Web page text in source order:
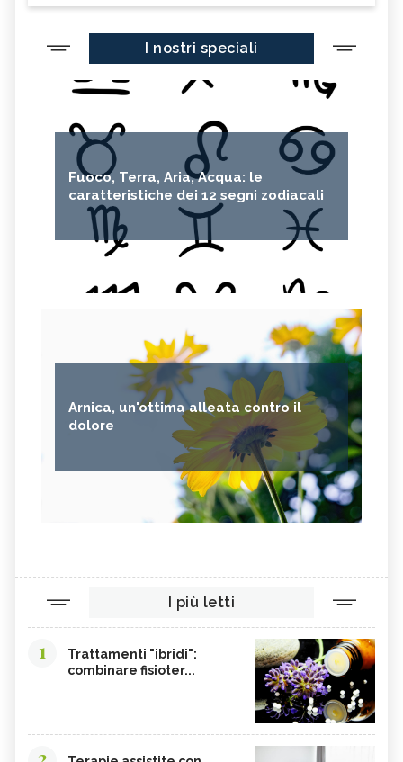
I nostri speciali
Fuoco, Terra, Aria, Acqua: le
caratteristiche dei 12 segni zodiacali
Arnica, un'ottima alleata contro il
dolore
I più letti
1
Trattamenti "ibridi":
combinare fisioter...